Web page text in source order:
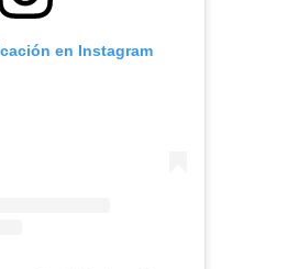
en Instagram